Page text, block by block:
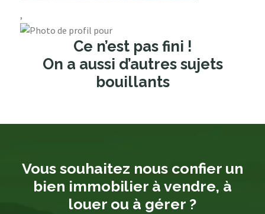
,
Ce n’est pas fini !
On a aussi d’autres sujets
bouillants
Vous souhaitez nous confier un
bien immobilier à vendre, à
louer ou à gérer ?